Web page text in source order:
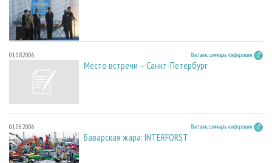
01.08.2006 Выставки, семинары, конференции
Место встречи – Санкт-Петербург
01.06.2006 Выставки, семинары, конференции
Баварская жара: INTERFORST